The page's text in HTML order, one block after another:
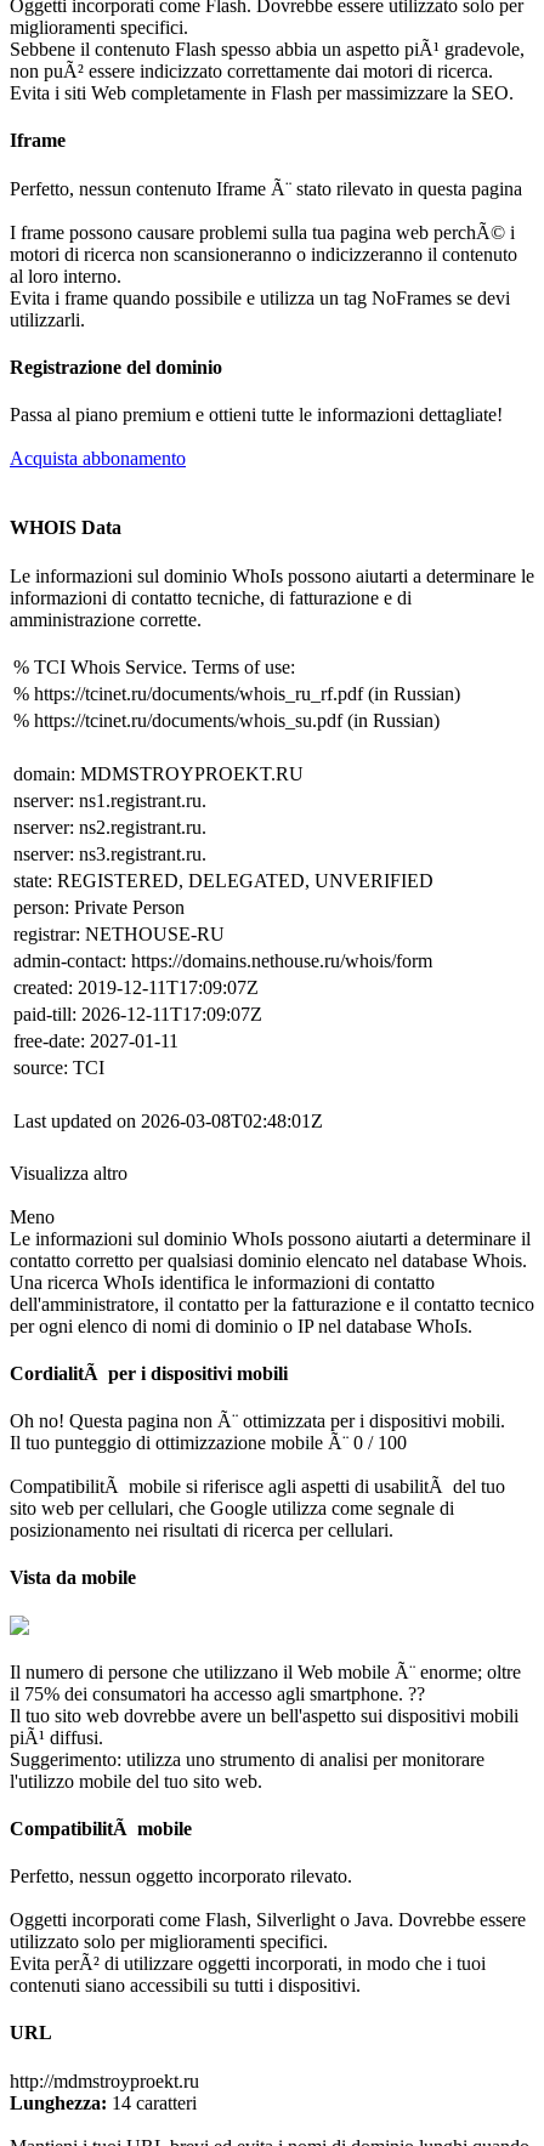
Oggetti incorporati come Flash. Dovrebbe essere utilizzato solo per
miglioramenti specifici.
Sebbene il contenuto Flash spesso abbia un aspetto piÃ¹ gradevole,
non puÃ² essere indicizzato correttamente dai motori di ricerca.
Evita i siti Web completamente in Flash per massimizzare la SEO.
Iframe
Perfetto, nessun contenuto Iframe Ã¨ stato rilevato in questa pagina
I frame possono causare problemi sulla tua pagina web perchÃ© i
motori di ricerca non scansioneranno o indicizzeranno il contenuto
al loro interno.
Evita i frame quando possibile e utilizza un tag NoFrames se devi
utilizzarli.
Registrazione del dominio
Passa al piano premium e ottieni tutte le informazioni dettagliate!
Acquista abbonamento
WHOIS Data
Le informazioni sul dominio WhoIs possono aiutarti a determinare le
informazioni di contatto tecniche, di fatturazione e di
amministrazione corrette.
% TCI Whois Service. Terms of use:
% https://tcinet.ru/documents/whois_ru_rf.pdf (in Russian)
% https://tcinet.ru/documents/whois_su.pdf (in Russian)
domain: MDMSTROYPROEKT.RU
nserver: ns1.registrant.ru.
nserver: ns2.registrant.ru.
nserver: ns3.registrant.ru.
state: REGISTERED, DELEGATED, UNVERIFIED
person: Private Person
registrar: NETHOUSE-RU
admin-contact: https://domains.nethouse.ru/whois/form
created: 2019-12-11T17:09:07Z
paid-till: 2026-12-11T17:09:07Z
free-date: 2027-01-11
source: TCI
Last updated on 2026-03-08T02:48:01Z
Visualizza altro
Meno
Le informazioni sul dominio WhoIs possono aiutarti a determinare il
contatto corretto per qualsiasi dominio elencato nel database Whois.
Una ricerca WhoIs identifica le informazioni di contatto
dell'amministratore, il contatto per la fatturazione e il contatto tecnico
per ogni elenco di nomi di dominio o IP nel database WhoIs.
CordialitÃ per i dispositivi mobili
Oh no! Questa pagina non Ã¨ ottimizzata per i dispositivi mobili.
Il tuo punteggio di ottimizzazione mobile Ã¨ 0 / 100
CompatibilitÃ mobile si riferisce agli aspetti di usabilitÃ del tuo
sito web per cellulari, che Google utilizza come segnale di
posizionamento nei risultati di ricerca per cellulari.
Vista da mobile
Il numero di persone che utilizzano il Web mobile Ã¨ enorme; oltre
il 75% dei consumatori ha accesso agli smartphone. ??
Il tuo sito web dovrebbe avere un bell'aspetto sui dispositivi mobili
piÃ¹ diffusi.
Suggerimento: utilizza uno strumento di analisi per monitorare
l'utilizzo mobile del tuo sito web.
CompatibilitÃ mobile
Perfetto, nessun oggetto incorporato rilevato.
Oggetti incorporati come Flash, Silverlight o Java. Dovrebbe essere
utilizzato solo per miglioramenti specifici.
Evita perÃ² di utilizzare oggetti incorporati, in modo che i tuoi
contenuti siano accessibili su tutti i dispositivi.
URL
http://mdmstroyproekt.ru
Lunghezza: 14 caratteri